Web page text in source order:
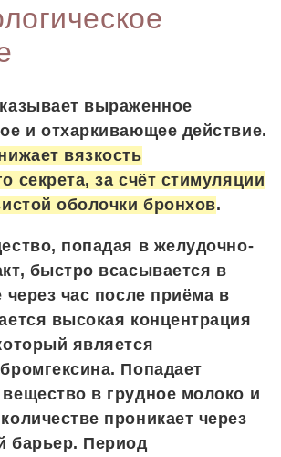
выраженное
и отхаркивающее действие.
вязкость
секрета, за счёт стимуляции
оболочки бронхов.
попадая в желудочно-
быстро всасывается в
через час после приёма в
высокая концентрация
является
Попадает
в грудное молоко и
проникает через
барьер. Период